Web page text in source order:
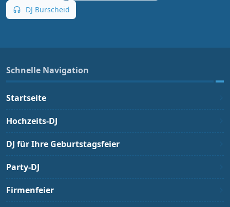
DJ Burscheid
Schnelle Navigation
Startseite
Hochzeits-DJ
DJ für Ihre Geburtstagsfeier
Party-DJ
Firmenfeier